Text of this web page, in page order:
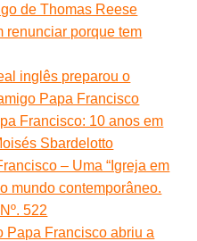
de Thomas Reese
renunciar porque tem
inglês preparou o
Papa Francisco
Francisco: 10 anos em
Sbardelotto
– Uma “Igreja em
mundo contemporâneo.
522
Papa Francisco abriu a